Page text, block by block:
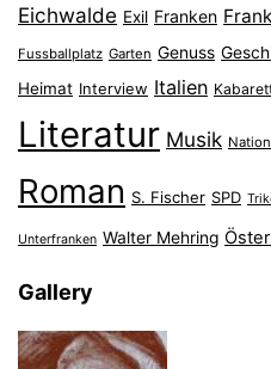
Eichwalde Exil Franken
Fussballplatz Garten Genuss
Heimat Interview Italien
Literatur Musik
Roman S. Fischer SPD
Unterfranken Walter Mehring
Gallery